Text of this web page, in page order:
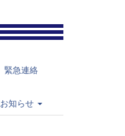
緊急連絡
お知らせ